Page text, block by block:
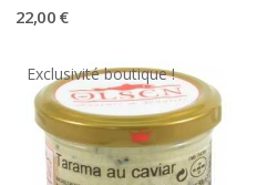
22,00 €
Exclusivité boutique !